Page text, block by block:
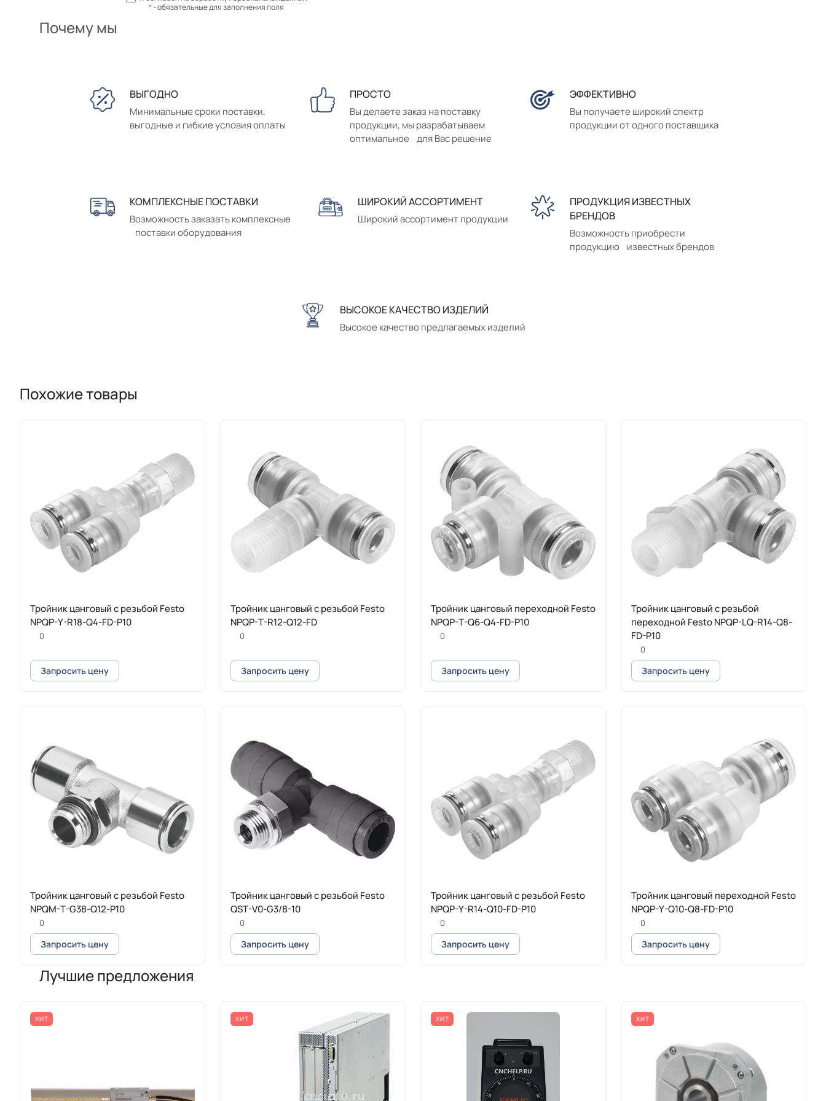
*- обязательные для заполнения поля
Почему мы
ВЫГОДНО
Минимальные сроки поставки,
выгодные и гибкие условия оплаты
ПРОСТО
Вы делаете заказ на поставку
продукции, мы разрабатываем
оптимальное для Вас решение
ЭФФЕКТИВНО
Вы получаете широкий спектр
продукции от одного поставщика
КОМПЛЕКСНЫЕ ПОСТАВКИ
Возможность заказать комплексные
поставки оборудования
ШИРОКИЙ АССОРТИМЕНТ
Широкий ассортимент продукции
ПРОДУКЦИЯ ИЗВЕСТНЫХ
БРЕНДОВ
Возможность приобрести
продукцию известных брендов
ВЫСОКОЕ КАЧЕСТВО ИЗДЕЛИЙ
Высокое качество предлагаемых изделий
Похожие товары
Тройник цанговый с резьбой Festo
NPQP-Y-R18-Q4-FD-P10
0
Запросить цену
Тройник цанговый с резьбой Festo
NPQP-T-R12-Q12-FD
0
Запросить цену
Тройник цанговый переходной Festo
NPQP-T-Q6-Q4-FD-P10
0
Запросить цену
Тройник цанговый с резьбой
переходной Festo NPQP-LQ-R14-Q8-
FD-P10
0
Запросить цену
Тройник цанговый с резьбой Festo
NPQM-T-G38-Q12-P10
0
Запросить цену
Тройник цанговый с резьбой Festo
QST-V0-G3/8-10
0
Запросить цену
Тройник цанговый с резьбой Festo
NPQP-Y-R14-Q10-FD-P10
0
Запросить цену
Тройник цанговый переходной Festo
NPQP-Y-Q10-Q8-FD-P10
0
Запросить цену
Лучшие предложения
ХИТ ХИТ ХИТ ХИТ